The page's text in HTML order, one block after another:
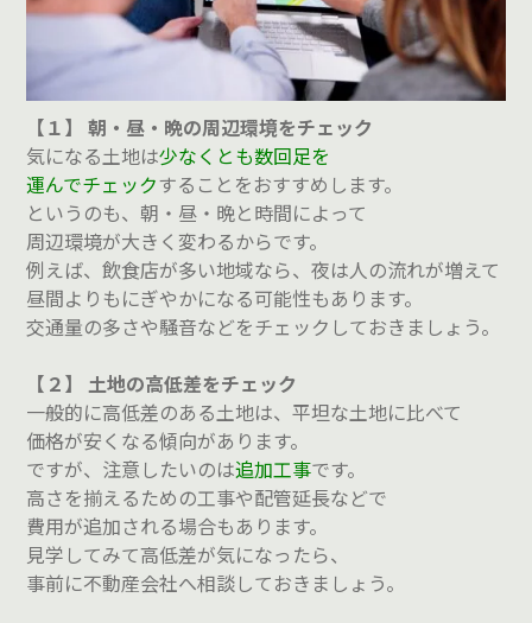
【１】 朝・昼・晩の周辺環境をチェック
気になる土地は少なくとも数回足を
運んでチェックすることをおすすめします。
というのも、朝・昼・晩と時間によって
周辺環境が大きく変わるからです。
例えば、飲食店が多い地域なら、夜は人の流れが増えて
昼間よりもにぎやかになる可能性もあります。
交通量の多さや騒音などをチェックしておきましょう。
【２】 土地の高低差をチェック
一般的に高低差のある土地は、平坦な土地に比べて
価格が安くなる傾向があります。
ですが、注意したいのは追加工事です。
高さを揃えるための工事や配管延長などで
費用が追加される場合もあります。
見学してみて高低差が気になったら、
事前に不動産会社へ相談しておきましょう。